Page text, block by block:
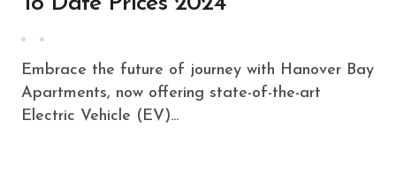
Embrace the future of journey with Hanover Bay
Apartments, now offering state-of-the-art
Electric Vehicle (EV)...